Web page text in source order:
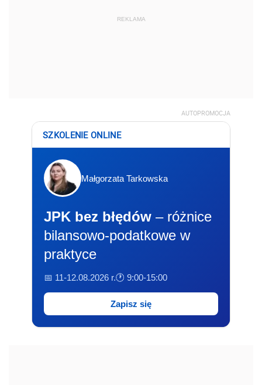
REKLAMA
AUTOPROMOCJA
SZKOLENIE ONLINE
Małgorzata Tarkowska
JPK bez błędów – różnice
bilansowo-podatkowe w
praktyce
📅 11-12.08.2026 r.🕐 9:00-15:00
Zapisz się